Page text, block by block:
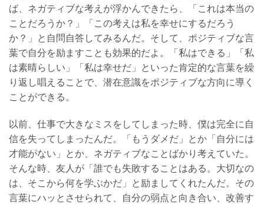
ば、ネガティブな考えが浮かんできたら、「これは本当の
ことだろうか？」「この考えは私を幸せにするだろう
か？」と自問自答してみるんだ。そして、ポジティブな言
葉で自分を励ますことも効果的だよ。「私はできる」「私
は素晴らしい」「私は幸せだ」といった肯定的な言葉を繰
り返し唱えることで、潜在意識をポジティブな方向に導く
ことができる。
以前、仕事で大きなミスをしてしまった時、僕は完全に自
信を失ってしまったんだ。「もうダメだ」とか「自分には
才能がない」とか、ネガティブなことばかり考えていた。
そんな時、友人が「誰でも失敗することはある。大切なの
は、そこから何を学ぶかだ」と励ましてくれたんだ。その
言葉にハッとさせられて、自分の弱点と向き合い、改善す